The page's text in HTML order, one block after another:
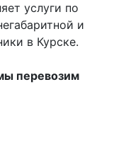
услуги по
и
в Курске.
перевозим